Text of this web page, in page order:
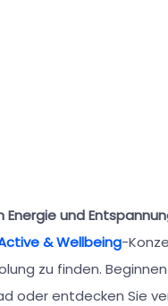
und
& Wellbeing-
zu finden.
oder entdecken Sie